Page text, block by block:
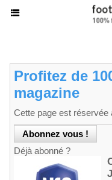
Profitez de
magazine
Cette page est réservée
Déjà abonné ?